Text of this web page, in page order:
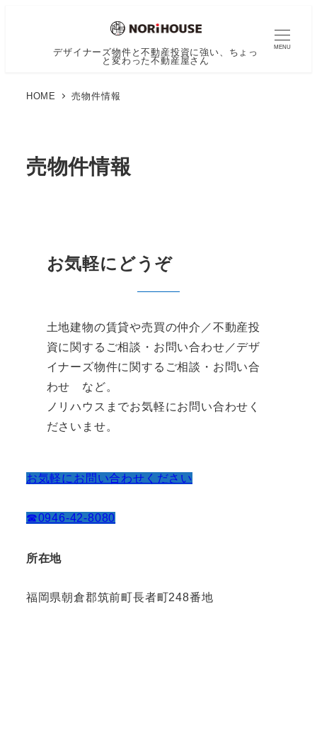
デザイナーズ物件と不動産投資に強い、ちょっ
と変わった不動産屋さん
MENU
HOME 売物件情報
売物件情報
お気軽にどうぞ
土地建物の賃貸や売買の仲介／不動産投
資に関するご相談・お問い合わせ／デザ
イナーズ物件に関するご相談・お問い合
わせ など。
ノリハウスまでお気軽にお問い合わせく
ださいませ。
お気軽にお問い合わせください
☎0946-42-8080
所在地
福岡県朝倉郡筑前町長者町248番地